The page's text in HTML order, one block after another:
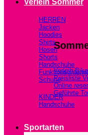
Verleih Sommer
Verleih
Preisliste
Online
Geführte
HERREN
Jacken
Hoodies
Shirts
Hosen
Shorts
Handschuhe
Schuhe
KINDER
Handschuhe
Sportarten